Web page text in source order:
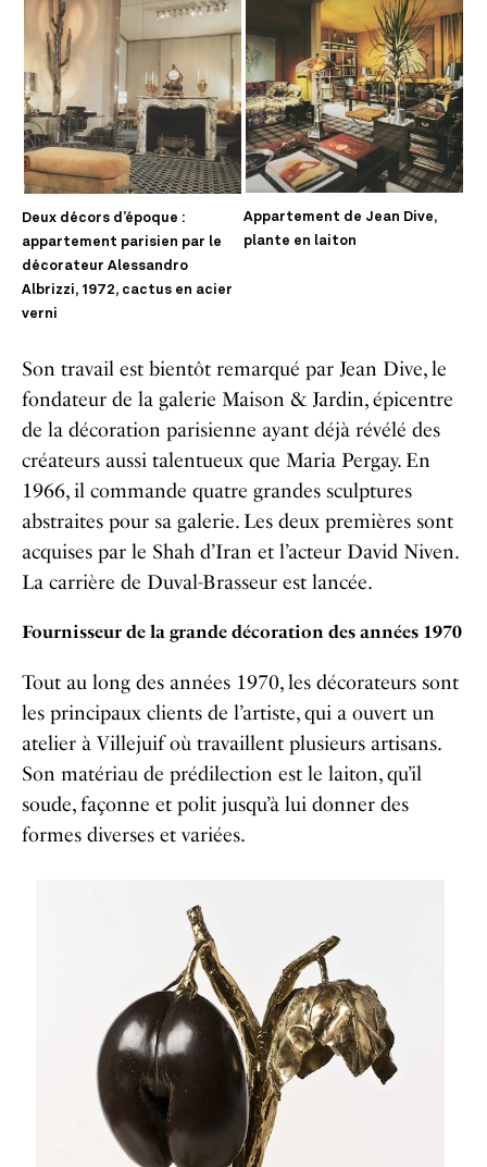
Deux décors d’époque :
appartement parisien par le
décorateur Alessandro
Albrizzi, 1972, cactus en acier
verni
Appartement de Jean Dive,
plante en laiton
Son travail est bientôt remarqué par Jean Dive, le
fondateur de la galerie Maison & Jardin, épicentre
de la décoration parisienne ayant déjà révélé des
créateurs aussi talentueux que Maria Pergay. En
1966, il commande quatre grandes sculptures
abstraites pour sa galerie. Les deux premières sont
acquises par le Shah d’Iran et l’acteur David Niven.
La carrière de Duval-Brasseur est lancée.
Fournisseur de la grande décoration des années 1970
Tout au long des années 1970, les décorateurs sont
les principaux clients de l’artiste, qui a ouvert un
atelier à Villejuif où travaillent plusieurs artisans.
Son matériau de prédilection est le laiton, qu’il
soude, façonne et polit jusqu’à lui donner des
formes diverses et variées.